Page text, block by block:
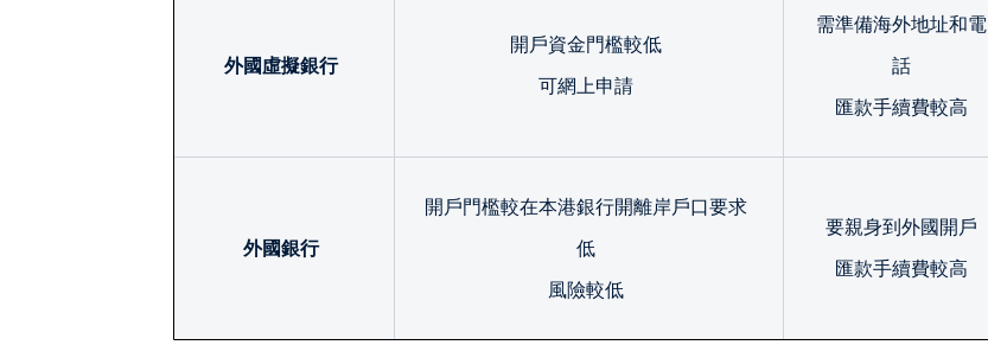
外國虛擬銀行
開戶資金門檻較低
可網上申請
需準備海外地址和電
話
匯款手續費較高
外國銀行
開戶門檻較在本港銀行開離岸戶口要求
低
風險較低
要親身到外國開戶
匯款手續費較高